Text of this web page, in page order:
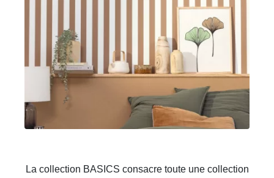
La collection BASICS consacre toute une collection